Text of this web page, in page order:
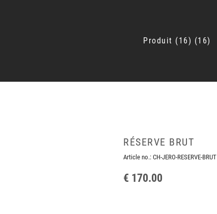
Produit 16 16
RÉSERVE BRUT
Article no.: CH-JERO-RESERVE-BRUT
€ 170.00